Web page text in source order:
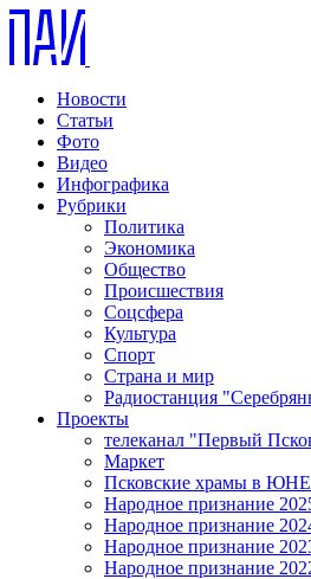
Новости
Статьи
Фото
Видео
Инфографика
Рубрики
Политика
Экономика
Общество
Происшествия
Соцсфера
Культура
Спорт
Страна и мир
Радиостанция
Проекты
телеканал "Первый
Маркет
Псковские храмы в
Народное признание
Народное признание
Народное признание
Народное признание